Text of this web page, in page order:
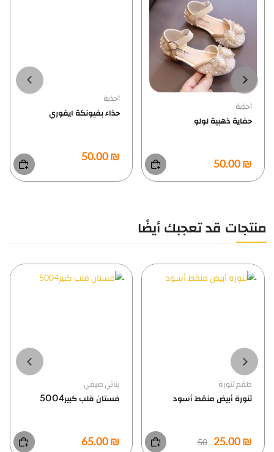
أحذية
حفاية ذهبية لولو
₪ 50.00
أحذية
حذاء بفيونكة ايفوري
₪ 50.00
منتجات قد تعجبك أيضًا
طقم تنورة
تنورة أبيض منقط أسود
₪ 25.00
50
بناتي صيفي
فستان قلب كبير5004
₪ 65.00